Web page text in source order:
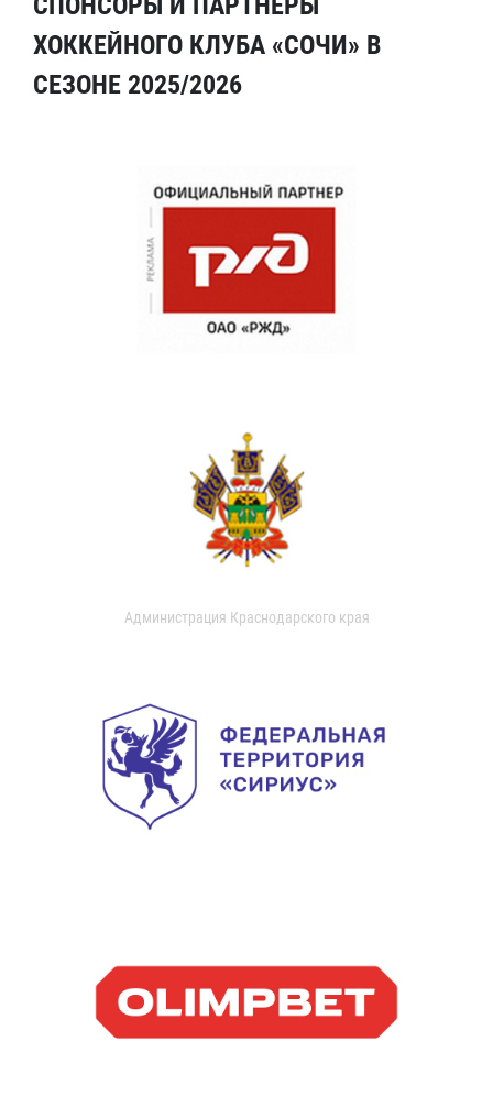
ХОККЕЙНОГО КЛУБА «СОЧИ» В
СЕЗОНЕ 2025/2026
Администрация Краснодарского края